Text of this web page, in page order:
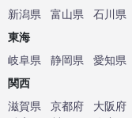
新潟県
富山県 石川県
東海
岐阜県
静岡県 愛知県
関西
滋賀県
京都府 大阪府